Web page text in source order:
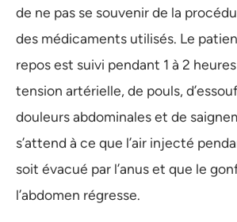
de ne pas se souvenir de la
des médicaments utilisés. Le
repos est suivi pendant 1 à 2
tension artérielle, de pouls,
douleurs abdominales et de
s’attend à ce que l’air injecté
soit évacué par l’anus et que le
l’abdomen régresse.